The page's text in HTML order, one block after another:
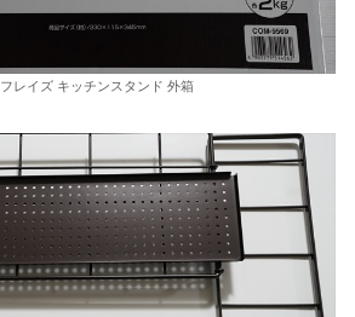
レイズ キッチンスタンド 外箱